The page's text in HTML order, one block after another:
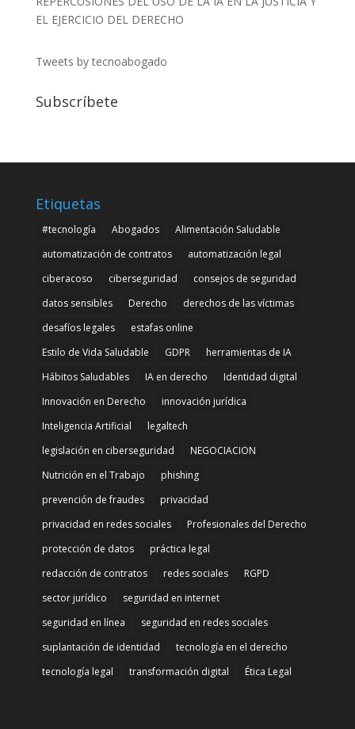
EL EJERCICIO DEL DERECHO
Tweets by tecnoabogado
Subscríbete
Etiquetas
#tecnología Abogados
Alimentación Saludable
automatización de contratos
automatización legal
ciberacoso
ciberseguridad
consejos de seguridad
datos sensibles
Derecho
derechos de las víctimas
desafíos legales
estafas online
Estilo de Vida Saludable
GDPR
herramientas de IA
Hábitos Saludables
IA en derecho
Identidad digital
Innovación en Derecho
innovación jurídica
Inteligencia Artificial
legaltech
legislación en ciberseguridad
NEGOCIACION
Nutrición en el Trabajo
phishing
prevención de fraudes
privacidad
privacidad en redes sociales
Profesionales del Derecho
protección de datos
práctica legal
redacción de contratos
redes sociales
RGPD
sector jurídico
seguridad en internet
seguridad en línea
seguridad en redes sociales
suplantación de identidad
tecnología en el derecho
tecnología legal
transformación digital Ética Legal